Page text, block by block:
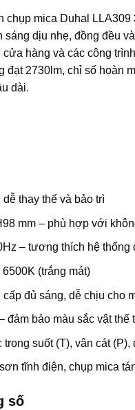
chụp mica Duhal
sáng dịu nhẹ, đồng đều
hàng và các công
đạt 2730lm, chỉ số hoàn
dài.
dễ thay thế và bảo trì
mm – phù hợp với
– tương thích hệ thống
(trắng mát)
cấp đủ sáng, dễ chịu cho
đảm bảo màu sắc vật thể
suốt (T), vân cát (P),
tĩnh điện, chụp mica
số